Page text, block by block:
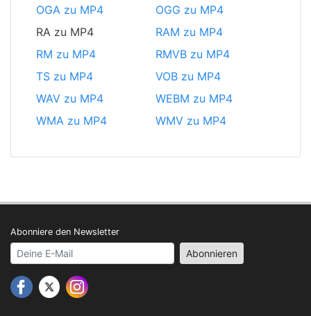
OGA zu MP4
OGG zu MP4
RA zu MP4
RAM zu MP4
RM zu MP4
RMVB zu MP4
TS zu MP4
VOB zu MP4
WAV zu MP4
WEBM zu MP4
WMA zu MP4
WMV zu MP4
Abonniere den Newsletter
Your email address Abonnieren